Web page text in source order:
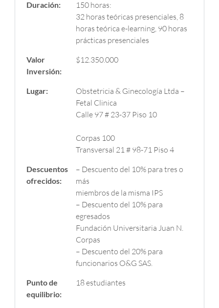
Duración:
150 horas:
32 horas teóricas presenciales, 8
horas teórica e-learning, 90 horas
prácticas presenciales
Valor
Inversión:
$12.350.000
Lugar:
Obstetricia & Ginecología Ltda –
Fetal Clinica
Calle 97 # 23-37 Piso 10
Corpas 100
Transversal 21 # 98-71 Piso 4
Descuentos
ofrecidos:
– Descuento del 10% para tres o
más
miembros de la misma IPS
– Descuento del 10% para
egresados
Fundación Universitaria Juan N.
Corpas
– Descuento del 20% para
funcionarios O&G SAS.
Punto de
equilibrio:
18 estudiantes